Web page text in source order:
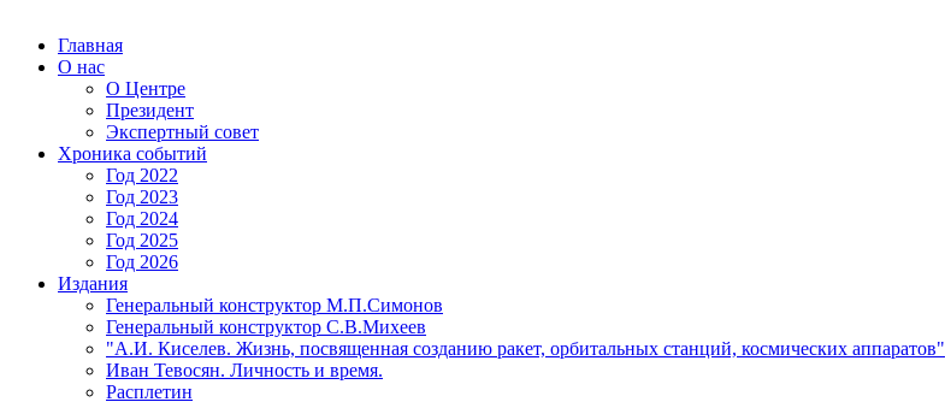
Главная
О нас
О Центре
Президент
Экспертный совет
Хроника событий
Год 2022
Год 2023
Год 2024
Год 2025
Год 2026
Издания
Генеральный конструктор М.П.Симонов
Генеральный конструктор С.В.Михеев
"А.И. Киселев. Жизнь, посвященная созданию ракет, орбитальных станций, космических аппаратов"
Иван Тевосян. Личность и время.
Расплетин